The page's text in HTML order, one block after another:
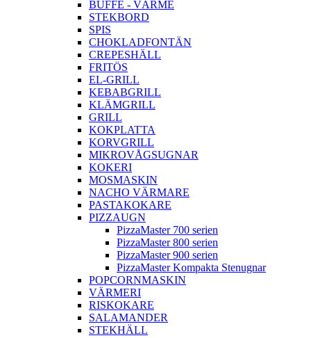
BUFFÈ - VÄRME
STEKBORD
SPIS
CHOKLADFONTÄN
CREPESHÄLL
FRITÖS
EL-GRILL
KEBABGRILL
KLÄMGRILL
GRILL
KOKPLATTA
KORVGRILL
MIKROVÅGSUGNAR
KOKERI
MOSMASKIN
NACHO VÄRMARE
PASTAKOKARE
PIZZAUGN
PizzaMaster 700 serien
PizzaMaster 800 serien
PizzaMaster 900 serien
PizzaMaster Kompakta Stenugnar
POPCORNMASKIN
VÄRMERI
RISKOKARE
SALAMANDER
STEKHÄLL